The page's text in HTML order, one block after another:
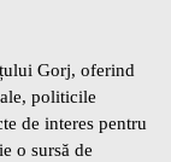
Gorj, oferind
politicile
de interes pentru
o sursă de